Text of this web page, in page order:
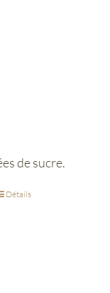
de sucre.
Détails